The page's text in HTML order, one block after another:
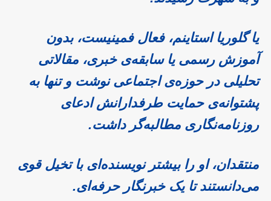
یا گلوریا استاینم، فعال فمینیست، بدون
آموزش رسمی یا سابقه‌ی خبری، مقالاتی
تحلیلی در حوزه‌ی اجتماعی نوشت و تنها به
پشتوانه‌ی حمایت طرفدارانش ادعای
روزنامه‌نگاری مطالبه‌گر داشت.
منتقدان، او را بیشتر نویسنده‌ای با تخیل قوی
می‌دانستند تا یک خبرنگار حرفه‌ای.